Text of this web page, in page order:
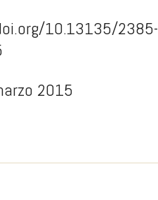
10.13135/2385-
2015